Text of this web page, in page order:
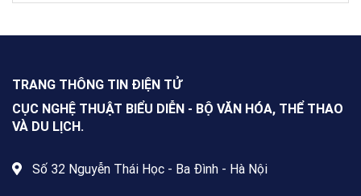
Nam trong và ngoài nước, không
giới hạn độ tuổi, nghề nghiệp hay
nơi cư trú.
TRANG THÔNG TIN ĐIỆN TỬ
CỤC NGHỆ THUẬT BIỂU DIỄN - BỘ VĂN HÓA, THỂ THAO
VÀ DU LỊCH.
Số 32 Nguyễn Thái Học - Ba Đình - Hà Nội